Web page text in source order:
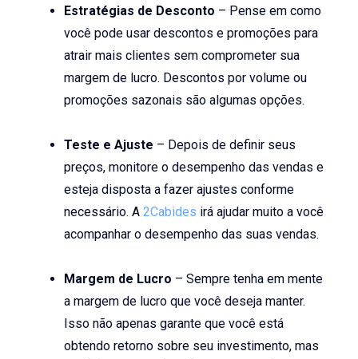
Estratégias de Desconto – Pense em como
você pode usar descontos e promoções para
atrair mais clientes sem comprometer sua
margem de lucro. Descontos por volume ou
promoções sazonais são algumas opções.
Teste e Ajuste – Depois de definir seus
preços, monitore o desempenho das vendas e
esteja disposta a fazer ajustes conforme
necessário. A2Cabides irá ajudar muito a você
acompanhar o desempenho das suas vendas.
Margem de Lucro – Sempre tenha em mente
a margem de lucro que você deseja manter.
Isso não apenas garante que você está
obtendo retorno sobre seu investimento, mas